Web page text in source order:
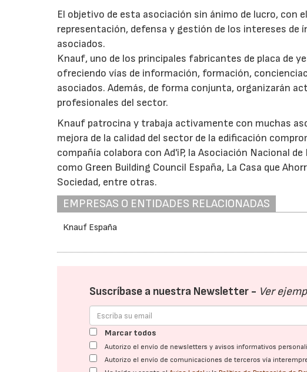
El objetivo de esta asociación sin ánimo de lucro, con
representación, defensa y gestión de los intereses de
asociados.
Knauf, uno de los principales fabricantes de placa de
ofreciendo vías de información, formación,
asociados. Además, de forma conjunta, organizarán
profesionales del sector.
Knauf patrocina y trabaja activamente con muchas
mejora de la calidad del sector de la edificación
compañía colabora con Ad'iP, la Asociación Nacional
como Green Building Council España, La Casa que
Sociedad, entre otras.
EMPRESAS O ENTIDADES RELACIONADAS
Knauf España
Suscríbase a nuestra Newsletter - Ver
Marcar todos
Autorizo el envío de newsletters y avisos informativos
Autorizo el envío de comunicaciones de terceros vía